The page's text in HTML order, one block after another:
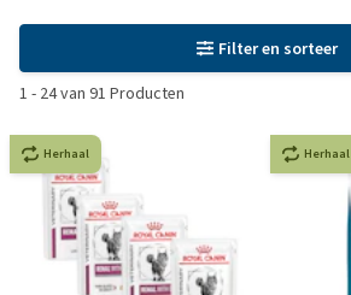
Filter en sorteer
1 - 24van 91 Producten
Herhaal Herhaal